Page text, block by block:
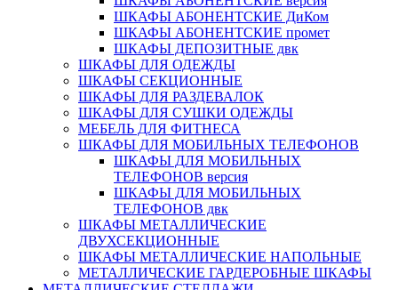
ШКАФЫ АБОНЕНТСКИЕ ДиКом
ШКАФЫ АБОНЕНТСКИЕ промет
ШКАФЫ ДЕПОЗИТНЫЕ двк
ШКАФЫ ДЛЯ ОДЕЖДЫ
ШКАФЫ СЕКЦИОННЫЕ
ШКАФЫ ДЛЯ РАЗДЕВАЛОК
ШКАФЫ ДЛЯ СУШКИ ОДЕЖДЫ
МЕБЕЛЬ ДЛЯ ФИТНЕСА
ШКАФЫ ДЛЯ МОБИЛЬНЫХ ТЕЛЕФОНОВ
ШКАФЫ ДЛЯ МОБИЛЬНЫХ
ТЕЛЕФОНОВ версия
ШКАФЫ ДЛЯ МОБИЛЬНЫХ
ТЕЛЕФОНОВ двк
ШКАФЫ МЕТАЛЛИЧЕСКИЕ
ДВУХСЕКЦИОННЫЕ
ШКАФЫ МЕТАЛЛИЧЕСКИЕ НАПОЛЬНЫЕ
МЕТАЛЛИЧЕСКИЕ ГАРДЕРОБНЫЕ ШКАФЫ